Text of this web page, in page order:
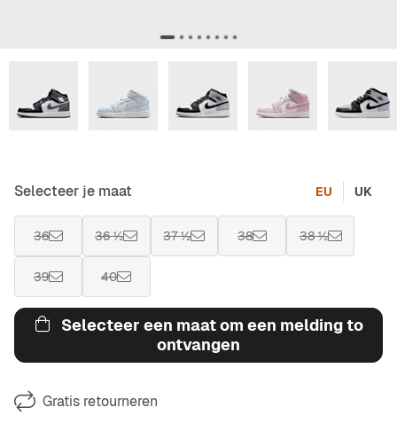
Selecteer je maat EU UK
36 36 ½ 37 ½ 38 38 ½
39 40
Selecteer een maat om een melding to
ontvangen
Gratis retourneren